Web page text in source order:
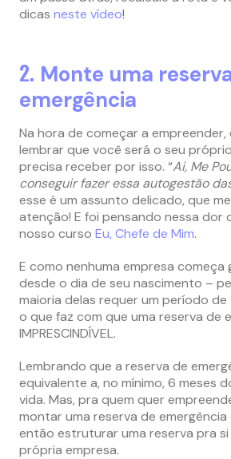
dicas neste vídeo!
2. Monte uma
emergência
Na hora de começar a
lembrar que você será o seu
precisa receber por isso. “Ai, Me
conseguir fazer essa autogestão
esse é um assunto delicado, que
atenção! E foi pensando nessa dor
nosso curso Eu, Chefe de Mim.
E como nenhuma empresa começa
desde o dia de seu nascimento –
maioria delas requer um período de
o que faz com que uma reserva de
IMPRESCINDÍVEL.
Lembrando que a reserva de
equivalente a, no mínimo, 6 meses
vida. Mas, pra quem quer
montar uma reserva de emergência
então estruturar uma reserva pra
própria empresa.